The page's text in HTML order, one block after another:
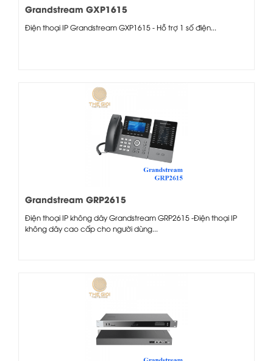
Grandstream GXP1615
Điện thoại IP Grandstream GXP1615 - Hỗ trợ 1 số điện...
Grandstream GRP2615
Điện thoại IP không dây Grandstream GRP2615 -Điện thoại IP
không dây cao cấp cho người dùng...